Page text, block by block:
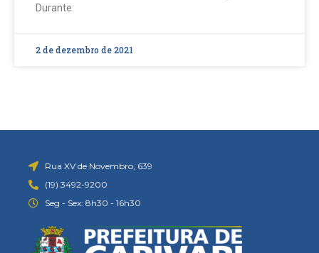
Durante
2 de dezembro de 2021
Rua XV de Novembro, 639
(19) 3492-9200
Seg - Sex: 8h30 - 16h30